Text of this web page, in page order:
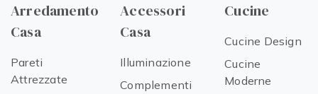
Arredamento
Casa
Pareti
Attrezzate
Accessori
Casa
Illuminazione
Complementi
Cucine
Cucine Design
Cucine
Moderne